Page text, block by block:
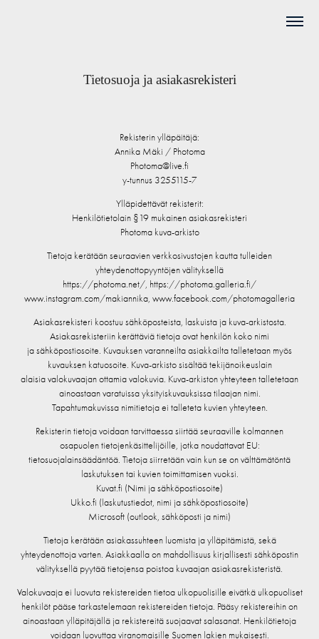
Tietosuoja ja asiakasrekisteri
Rekisterin ylläpäitäjä:
Annika Mäki / Photoma
Photoma@live.fi
y-tunnus 3255115-7
Ylläpidettävät rekisterit:
Henkilötietolain §19​​​​​​​ mukainen asiakasrekisteri
Photoma kuva-arkisto
Tietoja kerätään seuraavien verkkosivustojen kautta tulleiden
yhteydenottopyyntöjen välityksellä
https://photoma.net/, https://photoma.galleria.fi/
www.instagram.com/makiannika, www.facebook.com/photomagalleria
Asiakasrekisteri koostuu sähköposteista, laskuista ja kuva-arkistosta.
Asiakasrekisteriin kerättäviä tietoja ovat henkilön koko nimi
ja sähköpostiosoite. Kuvauksen varanneilta asiakkailta talletetaan myös
kuvauksen katuosoite. Kuva-arkisto sisältää tekijänoikeuslain
alaisia valokuvaajan ottamia valokuvia. Kuva-arkiston yhteyteen talletetaan
ainoastaan varatuissa yksityiskuvauksissa tilaajan nimi.
Tapahtumakuvissa nimitietoja ei talleteta kuvien yhteyteen.
Rekisterin tietoja voidaan tarvittaessa siirtää seuraaville kolmannen
osapuolen tietojenkäsittelijöille, jotka noudattavat EU:
tietosuojalainsäädäntöä. Tietoja siirretään vain kun se on välttämätöntä
laskutuksen tai kuvien toimittamisen vuoksi.
Kuvat.fi (Nimi ja sähköpostiosoite)
Ukko.fi (laskutustiedot, nimi ja sähköpostiosoite)
Microsoft (outlook, sähköposti ja nimi)
Tietoja kerätään asiakassuhteen luomista ja ylläpitämistä, sekä
yhteydenottoja varten. Asiakkaalla on mahdollisuus kirjallisesti sähköpostin
välityksellä pyytää tietojensa poistoa kuvaajan asiakasrekisteristä.
Valokuvaaja ei luovuta rekistereiden tietoa ulkopuolisille eivätkä ulkopuoliset
henkilöt pääse tarkastelemaan rekistereiden tietoja. Pääsy rekistereihin on
ainoastaan ylläpitäjällä ja rekistereitä suojaavat salasanat. Henkilötietoja
voidaan luovuttaa viranomaisille Suomen lakien mukaisesti.